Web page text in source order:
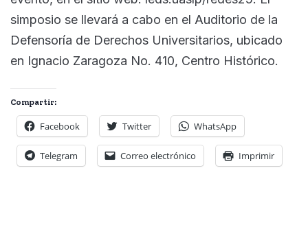
simposio se llevará a cabo en el Auditorio de la
Defensoría de Derechos Universitarios, ubicado
en Ignacio Zaragoza No. 410, Centro Histórico.
Compartir:
Facebook Twitter WhatsApp
Telegram Correo electrónico Imprimir